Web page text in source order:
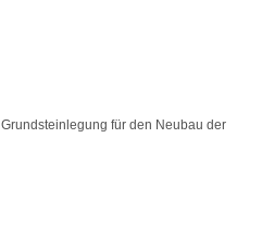
Grundsteinlegung für den Neubau der